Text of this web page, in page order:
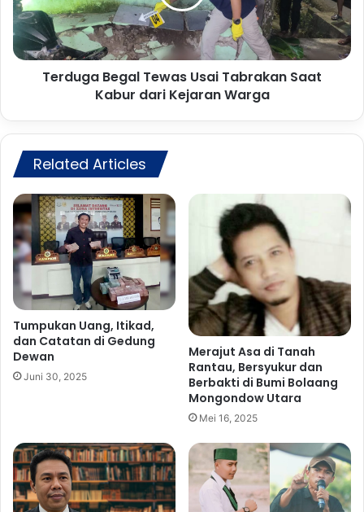
,
I
R
T
u
n
g
M
a
s
D
t
n
g
k
a
l
i
s
i
g
a
B
e
w
a
s
U
s
a
i
a
r
a
a
a
t
K
a
Terduga Begal Tewas Usai Tabrakan Saat
Kabur dari Kejaran Warga
Related Articles
Tumpukan Uang, Itikad,
dan Catatan di Gedung
Dewan
Juni 30, 2025
Merajut Asa di Tanah
Rantau, Bersyukur dan
Berbakti di Bumi Bolaang
Mongondow Utara
Mei 16, 2025